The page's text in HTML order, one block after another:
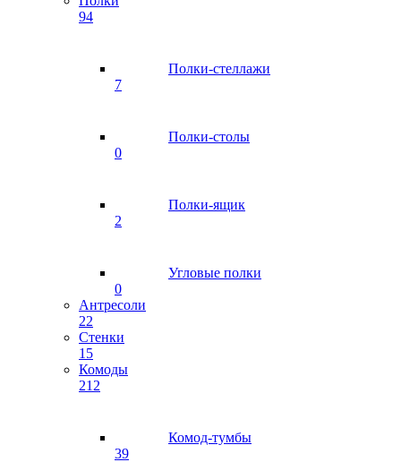
94
Полки-стеллажи
7
Полки-столы
0
Полки-ящик
2
Угловые полки
0
Антресоли
22
Стенки
15
Комоды
212
Комод-тумбы
39